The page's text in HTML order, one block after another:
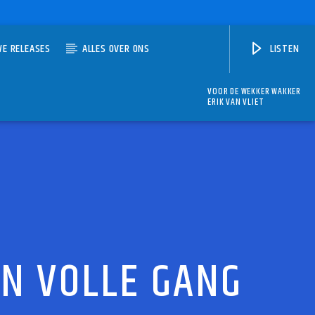
RELEASES ALLES OVER ONS LISTEN
VOOR DE WEKKER WAKKER
ERIK VAN VLIET
VOLLE GANG